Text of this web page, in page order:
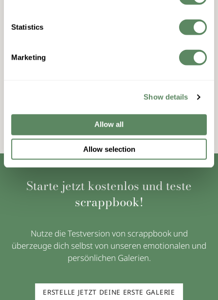
Statistics
Marketing
Show details
Allow all
Allow selection
Starte jetzt kostenlos und teste
scrappbook!
Nutze die Testversion von scrappbook und
überzeuge dich selbst von unseren emotionalen und
persönlichen Galerien.
ERSTELLE JETZT DEINE ERSTE GALERIE